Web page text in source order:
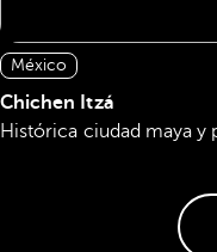
México
Chichen Itzá
Histórica ciudad maya